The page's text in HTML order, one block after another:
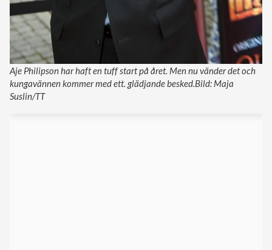
Aje Philipson har haft en tuff start på året. Men nu vänder det och
kungavännen kommer med ett. glädjande besked.Bild: Maja
Suslin/TT